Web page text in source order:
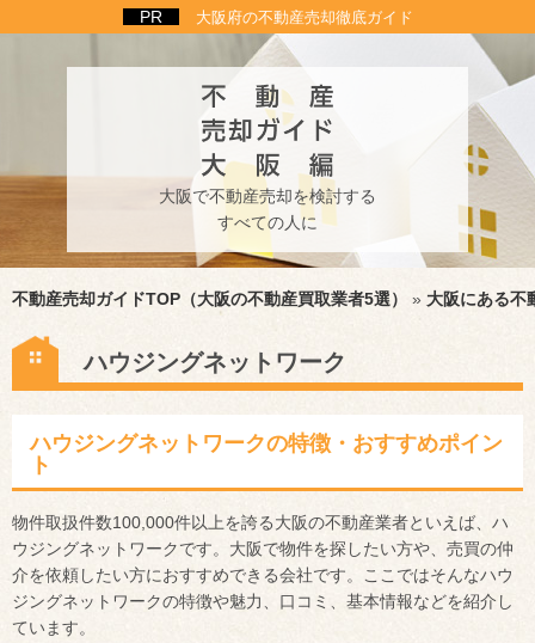
大阪府の不動産売却徹底ガイド
大阪で不動産売却を検討する
すべての人に
不動産売却ガイドTOP（大阪の不動産買取業者5選） » 大阪にある不
ハウジングネットワーク
ハウジングネットワークの特徴・おすすめポイン
ト
物件取扱件数100,000件以上を誇る大阪の不動産業者といえば、ハ
ウジングネットワークです。大阪で物件を探したい方や、売買の仲
介を依頼したい方におすすめできる会社です。ここではそんなハウ
ジングネットワークの特徴や魅力、口コミ、基本情報などを紹介し
ています。